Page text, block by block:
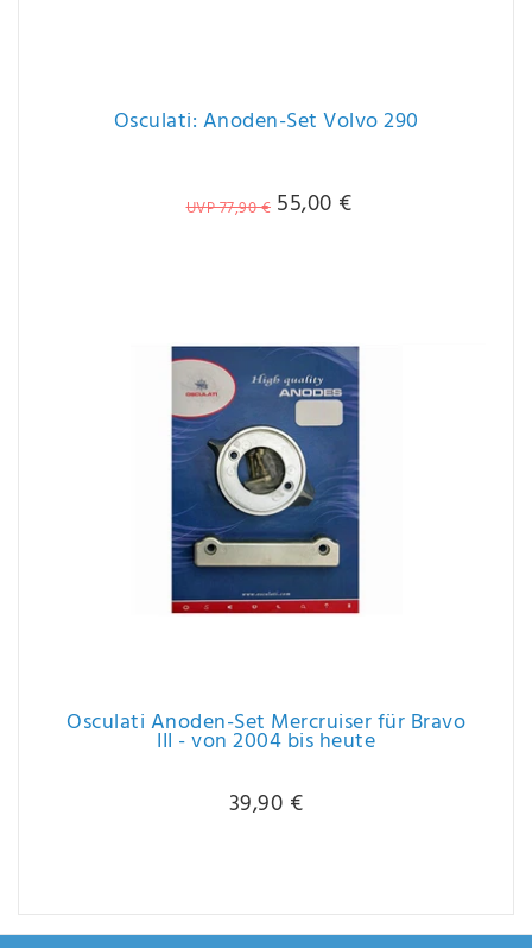
Osculati: Anoden-Set Volvo 290
UVP 77,90 € 55,00 €
Osculati Anoden-Set Mercruiser für Bravo
III - von 2004 bis heute
39,90 €